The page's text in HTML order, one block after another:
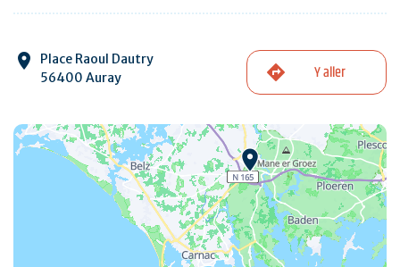
Place Raoul Dautry
56400 Auray
Y aller